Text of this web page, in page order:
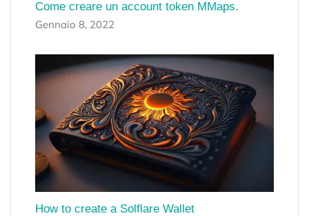
Come creare un account token MMaps.
Gennaio 8, 2022
How to create a Solflare Wallet